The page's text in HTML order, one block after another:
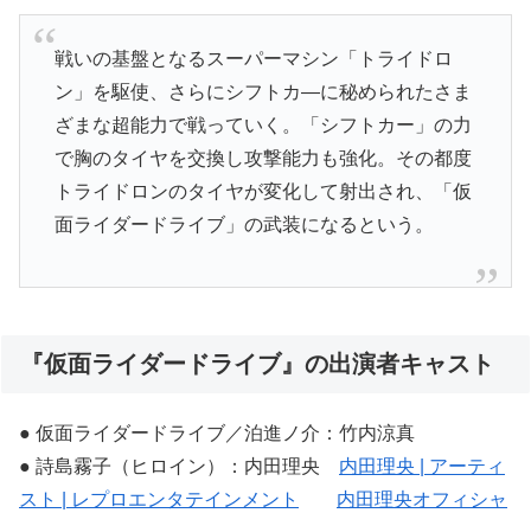
戦いの基盤となるスーパーマシン「トライドロ
ン」を駆使、さらにシフトカ―に秘められたさま
ざまな超能力で戦っていく。「シフトカー」の力
で胸のタイヤを交換し攻撃能力も強化。その都度
トライドロンのタイヤが変化して射出され、「仮
面ライダードライブ」の武装になるという。
『仮面ライダードライブ』の出演者キャスト
● 仮面ライダードライブ／泊進ノ介：竹内涼真
● 詩島霧子（ヒロイン）：内田理央 内田理央 | アーティ
スト | レプロエンタテインメント
内田理央オフィシャ